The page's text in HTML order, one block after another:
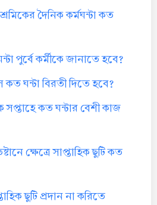
দৈনিক কর্মঘন্টা কত
পুর্বে কর্মীকে জানাতে হবে?
ঘন্টা বিরতী দিতে হবে?
সপ্তাহে কত ঘন্টার বেশী কাজ
ক্ষেত্রে সাপ্তাহিক ছুটি কত
ছুটি প্রদান না করিতে